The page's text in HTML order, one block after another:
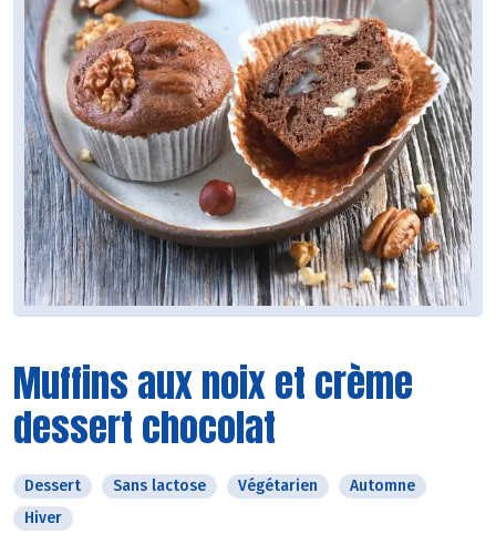
Muffins aux noix et crème
dessert chocolat
Dessert Sans lactose Végétarien
Automne
Hiver